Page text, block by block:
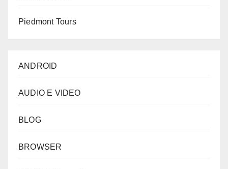
Piedmont Tours
ANDROID
AUDIO E VIDEO
BLOG
BROWSER